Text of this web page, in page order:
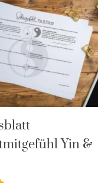
Yin &